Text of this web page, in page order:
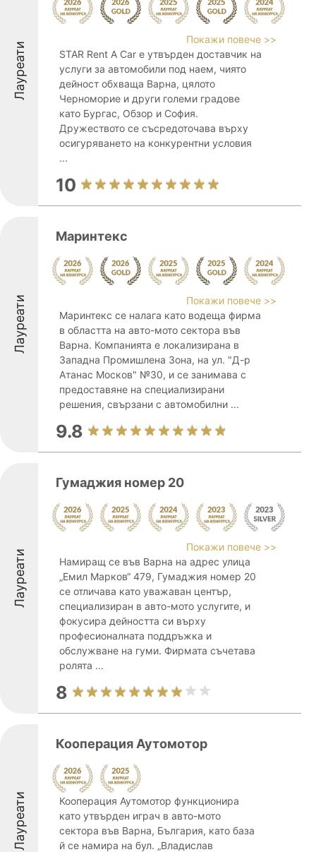
Лауреати
Покажи повече >>
STAR Rent A Car е утвърден доставчик на
услуги за автомобили под наем, чиято
дейност обхваща Варна, цялото
Черноморие и други големи градове
като Бургас, Обзор и София.
Дружеството се съсредоточава върху
осигуряването на конкурентни условия
...
10
Лауреати
Маринтекс
Покажи повече >>
Маринтекс се налага като водеща фирма
в областта на авто-мото сектора във
Варна. Компанията е локализирана в
Западна Промишлена Зона, на ул. "Д-р
Атанас Москов" №30, и се занимава с
предоставяне на специализирани
решения, свързани с автомобилни ...
9.8
Лауреати
Гумаджия номер 20
Покажи повече >>
Намиращ се във Варна на адрес улица
„Емил Марков“ 479, Гумаджия номер 20
се отличава като уважаван център,
специализиран в авто-мото услугите, и
фокусира дейността си върху
професионалната поддръжка и
обслужване на гуми. Фирмата съчетава
ролята ...
8
Лауреати
Кооперация Аутомотор
Кооперация Аутомотор функционира
като утвърден играч в авто-мото
сектора във Варна, България, като база
й се намира на бул. „Владислав